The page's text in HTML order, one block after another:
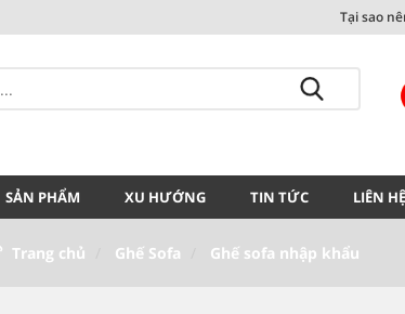
Tại sao
SẢN PHẨM XU HƯỚNG TIN TỨC LIÊN HỆ
Trang chủ Ghế Sofa Ghế sofa nhập khẩu